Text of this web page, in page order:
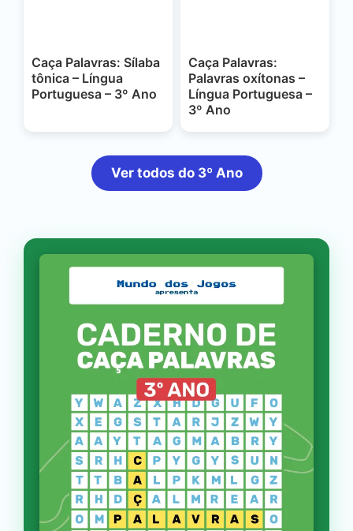
Caça Palavras: Sílaba
tônica – Língua
Portuguesa – 3º Ano
Caça Palavras:
Palavras oxítonas –
Língua Portuguesa –
3º Ano
Ver todos do 3º Ano